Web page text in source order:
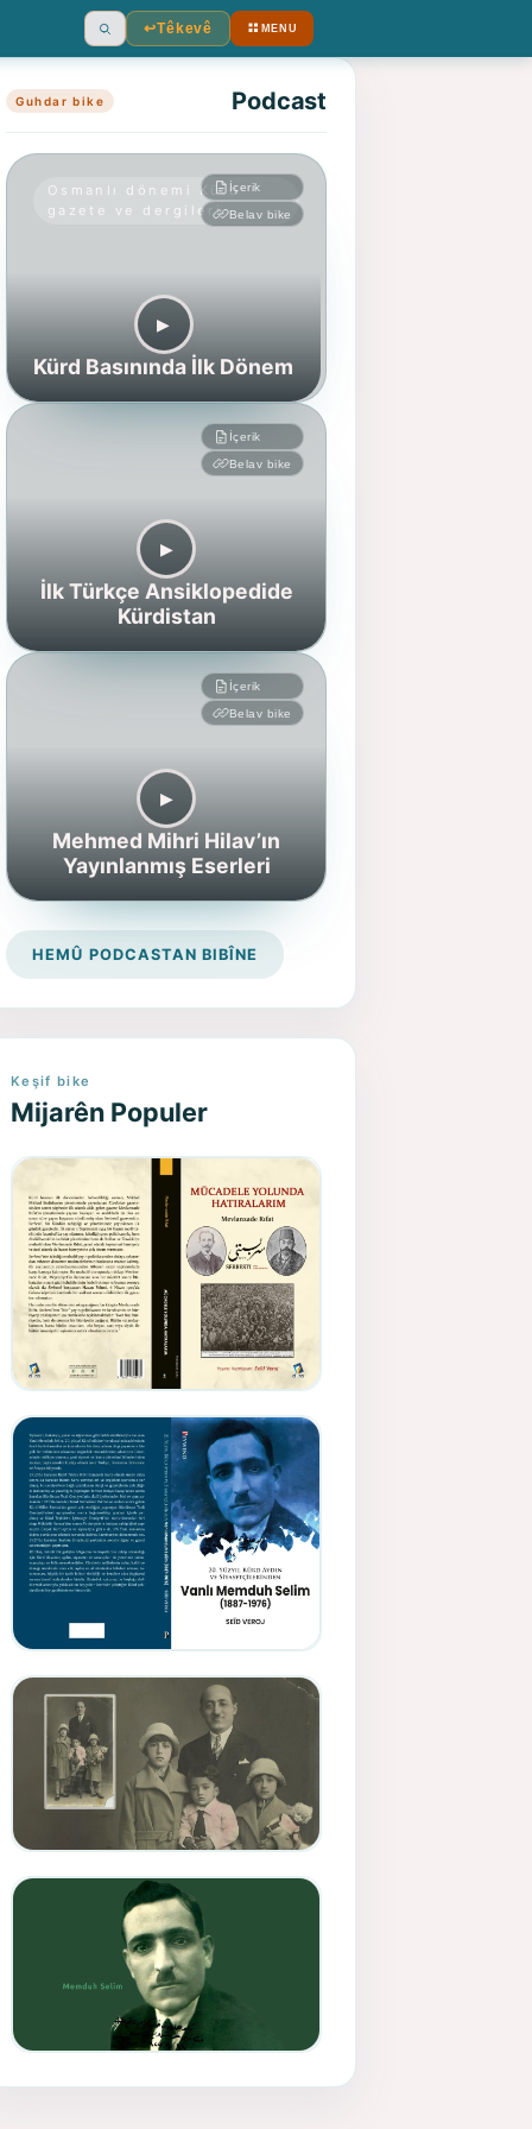
Ara ↩︎Têkevê MENU
Guhdar bike Podcast
Osmanlı dönemi Kürd
gazete ve dergileri
İçerik
Belav bike
▶︎
Kürd Basınında İlk Dönem
İçerik
Belav bike
▶︎
İlk Türkçe Ansiklopedide
Kürdistan
İçerik
Belav bike
▶︎
Mehmed Mihri Hilav’ın
Yayınlanmış Eserleri
HEMÛ PODCASTAN BIBÎNE
Keşif bike
Mijarên Populer
Gazeteci, Yazar, Hukukçu ve
Siyasetçi Kimliğiyle
Mevlanzade Rıfat - Seîd
Veroj
Memduh Selîmê Wanî (1887-
1876)
Mihemed Mîhrî Hîlav ji
afirênerên rewşenbîriya
Memduh Selim ve Xoybûn